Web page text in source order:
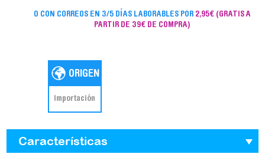
O CON CORREOS EN 3/5 DÍAS LABORABLES POR 2,95€ (GRATIS A
PARTIR DE 39€ DE COMPRA)
Importación
Características